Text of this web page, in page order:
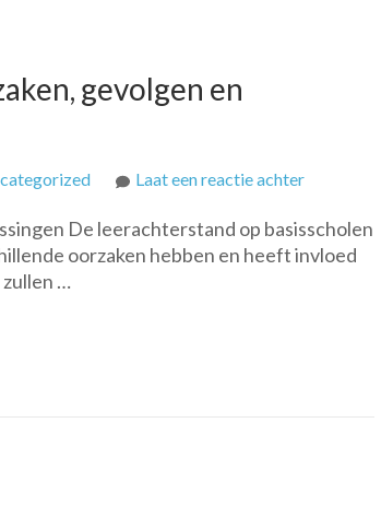
gevolgen en
Laat een reactie achterop
op
de
De leerachterstand op basisscholen
oorzaken hebben en heeft invloed
…